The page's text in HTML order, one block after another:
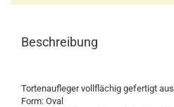
Beschreibung
Tortenaufleger vollflächig gefertigt
Form: Oval